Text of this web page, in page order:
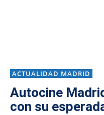
ACTUALIDAD MADRID
Autocine
con su